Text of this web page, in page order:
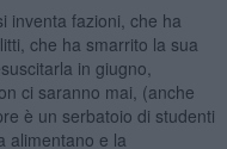
inventa fazioni, che ha
che ha smarrito la sua
in giugno,
ci saranno mai, (anche
è un serbatoio di studenti
alimentano e la